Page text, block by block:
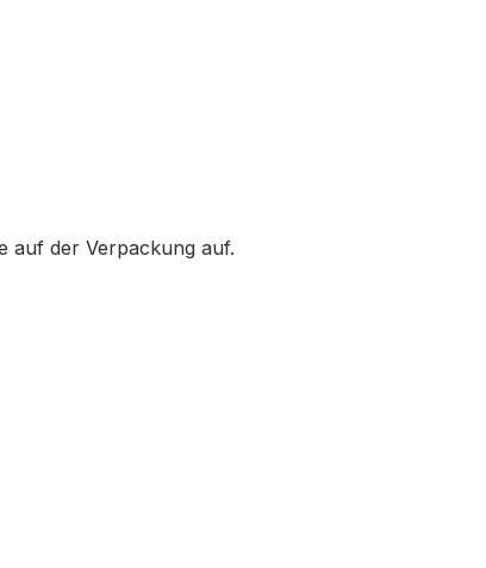
auf der Verpackung auf.